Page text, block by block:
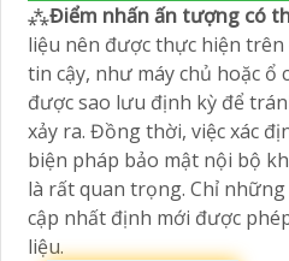
⁂Điểm nhấn ấn tượng có
liệu nên được thực hiện
tin cậy, như máy chủ hoặc ổ
được sao lưu định kỳ để
xảy ra. Đồng thời, việc xác
biện pháp bảo mật nội bộ
là rất quan trọng. Chỉ
cập nhất định mới được
liệu.